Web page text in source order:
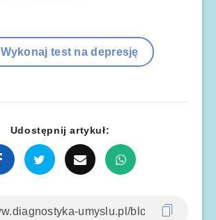
Wykonaj test na depresję
Udostępnij artykuł: